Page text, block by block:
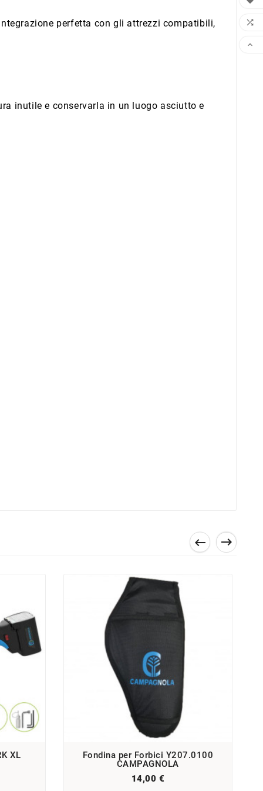
perfetta con gli attrezzi compatibili,
inutile e conservarla in un luogo asciutto e
 
XL
Fondina per Forbici Y207.0100
CAMPAGNOLA
14,00 €

